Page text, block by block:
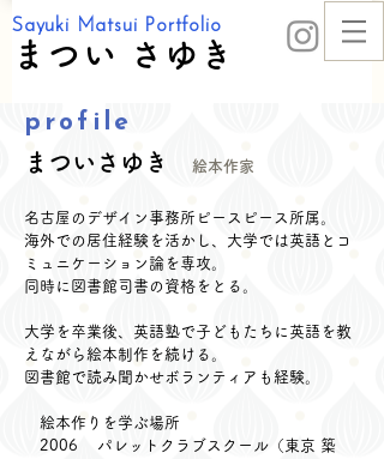
Sayuki Matsui Portfolio
まつい さゆき
profile
​まついさゆき 絵本作家
名古屋のデザイン事務所ピースピース所属。
海外での居住経験を活かし、大学では英語とコ
ミュニケーション論を専攻。
同時に図書館司書の資格をとる。
大学を卒業後、​英語塾で子どもたちに英語を教
えながら絵本制作を続ける。
図書館で読み聞かせボランティアも経験。
​ 絵本作りを学ぶ場所
2006 パレットクラブスクール（東京 築